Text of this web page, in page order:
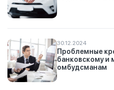
30.12.2024
Проблемные
банковскому и
омбудсманам